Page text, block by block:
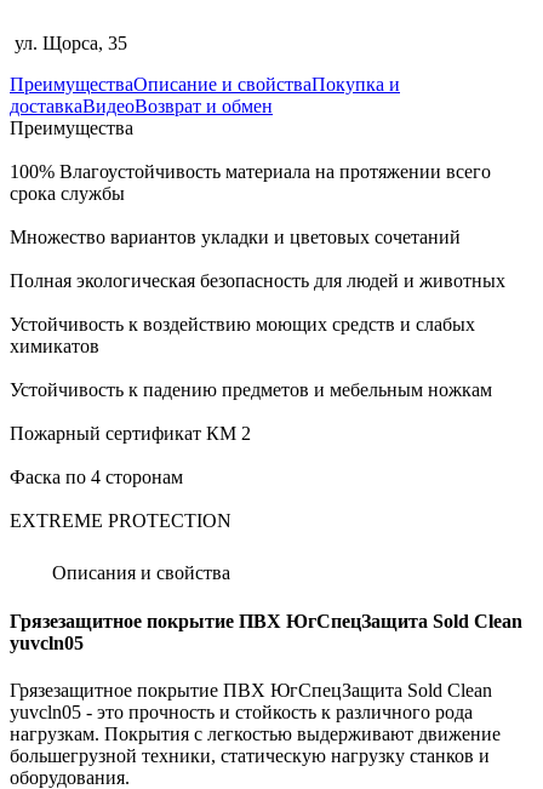
ул. Щорса, 35
ПреимуществаОписание и свойстваПокупка и
доставкаВидеоВозврат и обмен
Преимущества
100% Влагоустойчивость материала на протяжении всего
срока службы
Множество вариантов укладки и цветовых сочетаний
Полная экологическая безопасность для людей и животных
Устойчивость к воздействию моющих средств и слабых
химикатов
Устойчивость к падению предметов и мебельным ножкам
Пожарный сертификат КМ 2
Фаска по 4 сторонам
EXTREME PROTECTION
Описания и свойства
Грязезащитное покрытие ПВХ ЮгСпецЗащита Sold Clean
yuvcln05
Грязезащитное покрытие ПВХ ЮгСпецЗащита Sold Clean
yuvcln05 - это прочность и стойкость к различного рода
нагрузкам. Покрытия с легкостью выдерживают движение
большегрузной техники, статическую нагрузку станков и
оборудования.